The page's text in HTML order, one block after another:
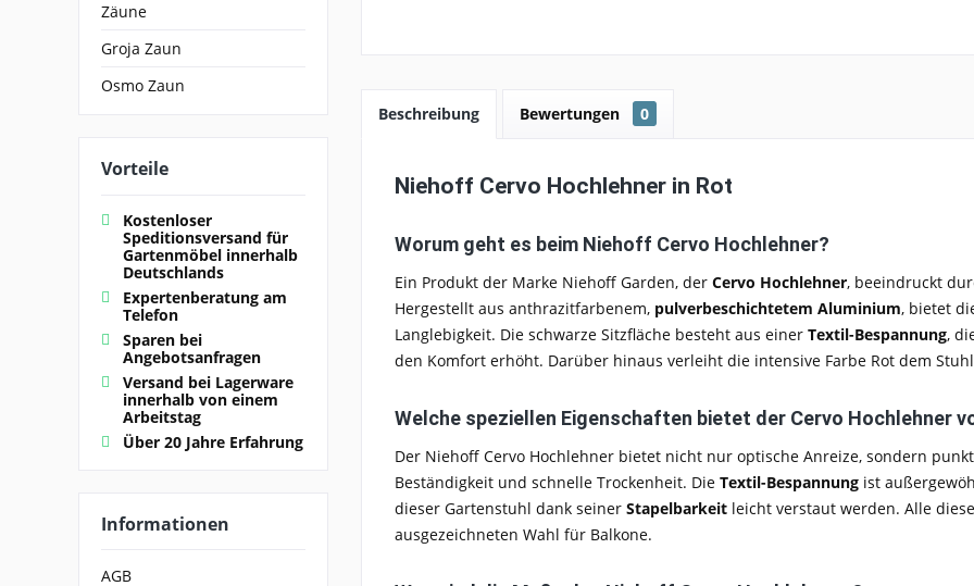
Zäune
Groja Zaun
Osmo Zaun
Vorteile
Kostenloser
Speditionsversand für
Gartenmöbel innerhalb
Deutschlands
Expertenberatung am
Telefon
Sparen bei
Angebotsanfragen
Versand bei Lagerware
innerhalb von einem
Arbeitstag
Über 20 Jahre Erfahrung
Informationen
AGB
Beschreibung Bewertungen 0
Niehoff Cervo Hochlehner in Rot
Worum geht es beim Niehoff Cervo Hochlehner?
Ein Produkt der Marke Niehoff Garden, der Cervo Hochlehner, beeindruckt
Hergestellt aus anthrazitfarbenem, pulverbeschichtetem Aluminium, bietet
Langlebigkeit. Die schwarze Sitzfläche besteht aus einer Textil-Bespannung,
den Komfort erhöht. Darüber hinaus verleiht die intensive Farbe Rot dem
Welche speziellen Eigenschaften bietet der Cervo Hochlehner
Der Niehoff Cervo Hochlehner bietet nicht nur optische Anreize, sondern
Beständigkeit und schnelle Trockenheit. Die Textil-Bespannung ist
dieser Gartenstuhl dank seiner Stapelbarkeit leicht verstaut werden. Alle
ausgezeichneten Wahl für Balkone.